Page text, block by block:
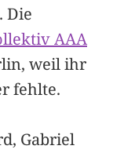
Die
AAA
weil ihr
fehlte.
Gabriel